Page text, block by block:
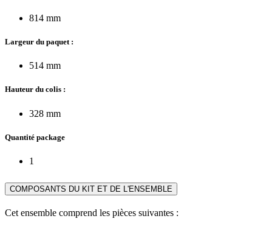
814 mm
Largeur du paquet :
514 mm
Hauteur du colis :
328 mm
Quantité package
1
COMPOSANTS DU KIT ET DE L'ENSEMBLE
Cet ensemble comprend les pièces suivantes :